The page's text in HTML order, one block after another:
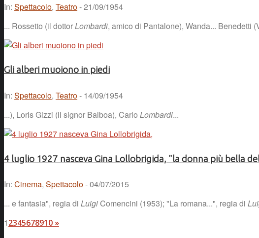
In: Spettacolo, Teatro- 21/09/1954
... Rossetto (il dottorLombardi, amico di Pantalone), Wanda... Benedetti
Gli alberi muoiono in piedi
In: Spettacolo, Teatro- 14/09/1954
...), Loris Gizzi (il signor Balboa), Carlo Lombardi...
4 luglio 1927 nasceva Gina Lollobrigida, "la donna più bella
In: Cinema, Spettacolo- 04/07/2015
... e fantasia", regia di LuigiComencini (1953); "La romana...", regia di
12345678910 »